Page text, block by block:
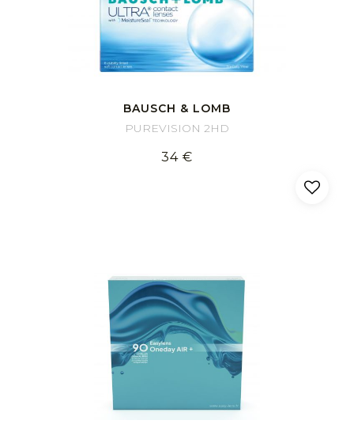
BAUSCH & LOMB
PUREVISION 2HD
34 €